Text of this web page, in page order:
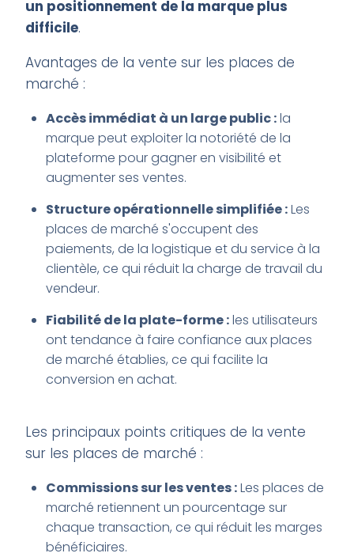
un positionnement de la marque plus
difficile.
Avantages de la vente sur les places de
marché :
Accès immédiat à un large public :la
marque peut exploiter la notoriété de la
plateforme pour gagner en visibilité et
augmenter ses ventes.
Structure opérationnelle simplifiée :Les
places de marché s'occupent des
paiements, de la logistique et du service à la
clientèle, ce qui réduit la charge de travail du
vendeur.
Fiabilité de la plate-forme :les utilisateurs
ont tendance à faire confiance aux places
de marché établies, ce qui facilite la
conversion en achat.
Les principaux points critiques de la vente
sur les places de marché :
Commissions sur les ventes :Les places de
marché retiennent un pourcentage sur
chaque transaction, ce qui réduit les marges
bénéficiaires.